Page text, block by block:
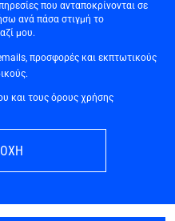
που ανταποκρίνονται σε
ανά πάσα στιγμή το
μου.
προσφορές και εκπτωτικούς
και τους όρους χρήσης